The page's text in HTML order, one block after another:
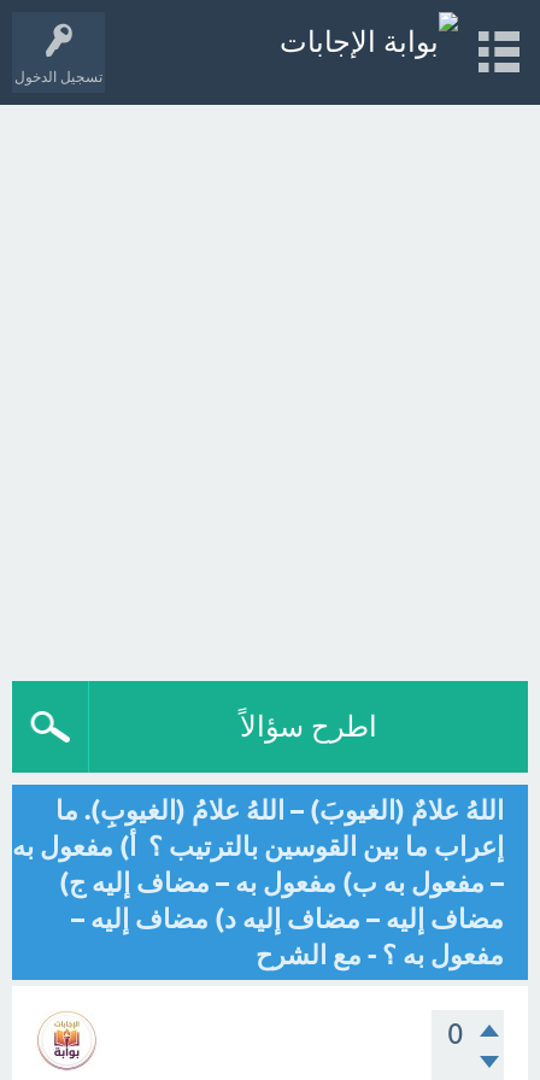
تسجيل الدخول
اطرح سؤالاً
اللهُ علامٌ (الغيوبَ) – اللهُ علامُ (الغيوبِ). ما
إعراب ما بين القوسين بالترتيب ؟ أ) مفعول به
– مفعول به ب) مفعول به – مضاف إليه ج)
مضاف إليه – مضاف إليه د) مضاف إليه –
مفعول به ؟ - مع الشرح
0